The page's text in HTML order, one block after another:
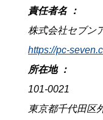
責任者名 ：
株式会社セブン
https://pc-
所在地 ：
101-0021
東京都千代田区